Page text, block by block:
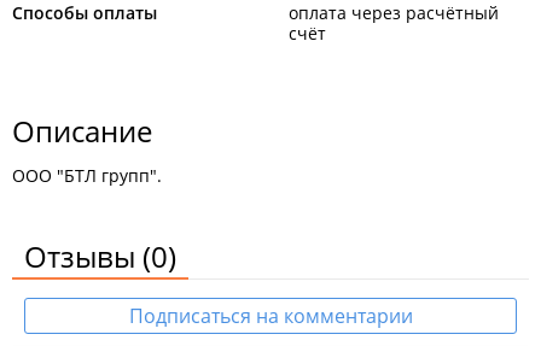
Способы оплаты
оплата через расчётный
счёт
Описание
ООО "БТЛ групп".
Отзывы (0)
Подписаться на комментарии